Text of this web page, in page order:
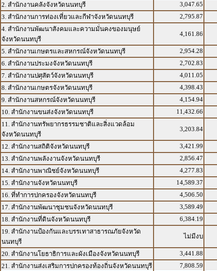
2. สำนักงานคลังจังหวัดนนทบุรี
3,047.65
3. สำนักงานการท่องเที่ยวและกีฬาจังหวัดนนทบุรี
2,795.87
4. สำนักงานพัฒนาสังคมและความมั่นคงของมนุษย์
จังหวัดนนทบุรี
4,161.86
5. สำนักงานเกษตรและสหกรณ์จังหวัดนนทบุรี
2,954.28
6. สำนักงานประมงจังหวัดนนทบุรี
2,702.83
7. สำนักงานปศุสัตว์จังหวัดนนทบุรี
4,011.05
8. สำนักงานเกษตรจังหวัดนนทบุรี
4,398.43
9. สำนักงานสหกรณ์จังหวัดนนทบุรี
4,154.94
10. สำนักงานขนส่งจังหวัดนนทบุรี
11,432.66
11. สำนักงานทรัพยากรธรรมชาติและสิ่งแวดล้อม
จังหวัดนนทบุรี
3,203.84
12. สำนักงานสถิติจังหวัดนนทบุรี
3,421.99
13. สำนักงานพลังงานจังหวัดนนทบุรี
2,856.47
14. สำนักงานพาณิชย์จังหวัดนนทบุรี
4,277.83
15. สำนักงานจังหวัดนนทบุรี
14,589.37
16. ที่ทำการปกครองจังหวัดนนทบุรี
4,506.50
17. สำนักงานพัฒนาชุมชนจังหวัดนนทบุรี
3,589.49
18. สำนักงานที่ดินจังหวัดนนทบุรี
6,384.19
19. สำนักงานป้องกันและบรรเทาสาธารณภัยจังหวัด
นนทบุรี
ไม่มีงบ
20. สำนักงานโยธาธิการและผังเมืองจังหวัดนนทบุรี
3,441.88
21. สำนักงานส่งเสริมการปกครองท้องถิ่นจังหวัดนนทบุรี
7,808.59